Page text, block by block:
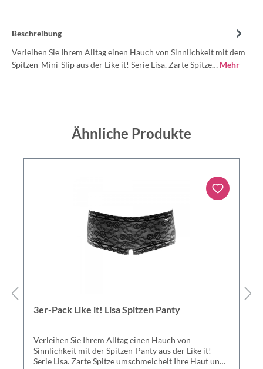
Beschreibung
Verleihen Sie Ihrem Alltag einen Hauch von Sinnlichkeit mit dem
Spitzen-Mini-Slip aus der Like it! Serie Lisa. Zarte Spitze… Mehr
Ähnliche Produkte
3er-Pack Like it! Lisa Spitzen Panty
Verleihen Sie Ihrem Alltag einen Hauch von
Sinnlichkeit mit der Spitzen-Panty aus der Like it!
Serie Lisa. Zarte Spitze umschmeichelt Ihre Haut und